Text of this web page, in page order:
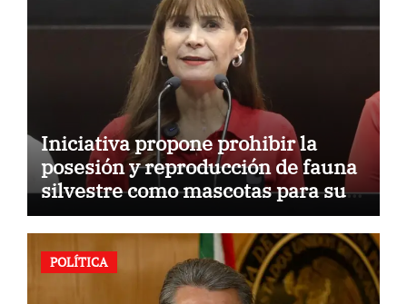
Iniciativa propone prohibir la
posesión y reproducción de fauna
silvestre como mascotas para su
comercialización
POLÍTICA